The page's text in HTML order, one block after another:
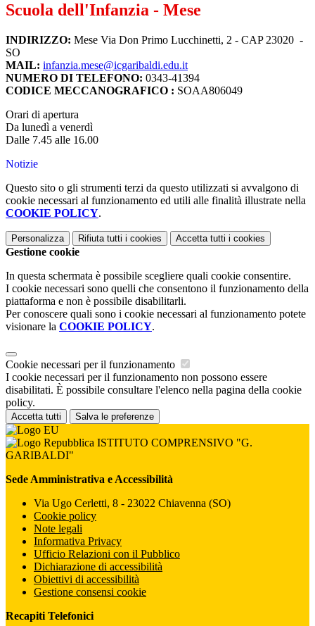
Scuola dell'Infanzia - Mese
INDIRIZZO: Mese Via Don Primo Lucchinetti, 2 - CAP 23020 -
SO
MAIL: infanzia.mese@icgaribaldi.edu.it
NUMERO DI TELEFONO: 0343-41394
CODICE MECCANOGRAFICO : SOAA806049
Orari di apertura
Da lunedì a venerdì
Dalle 7.45 alle 16.00
Notizie
Questo sito o gli strumenti terzi da questo utilizzati si avvalgono di
cookie necessari al funzionamento ed utili alle finalità illustrate nella
COOKIE POLICY.
Personalizza Rifiuta tutti i cookies Accetta tutti i cookies
Gestione cookie
In questa schermata è possibile scegliere quali cookie consentire.
I cookie necessari sono quelli che consentono il funzionamento della
piattaforma e non è possibile disabilitarli.
Per conoscere quali sono i cookie necessari al funzionamento potete
visionare la COOKIE POLICY.
Cookie necessari per il funzionamento
I cookie necessari per il funzionamento non possono essere
disabilitati. È possibile consultare l'elenco nella pagina della cookie
policy.
Accetta tutti Salva le preferenze
ISTITUTO COMPRENSIVO "G.
GARIBALDI"
Sede Amministrativa e Accessibilità
Via Ugo Cerletti, 8 - 23022 Chiavenna (SO)
Cookie policy
Note legali
Informativa Privacy
Ufficio Relazioni con il Pubblico
Dichiarazione di accessibilità
Obiettivi di accessibilità
Gestione consensi cookie
Recapiti Telefonici